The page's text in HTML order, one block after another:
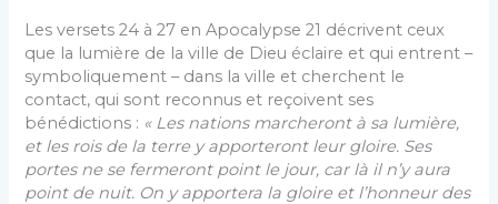
Les versets 24 à 27 en Apocalypse 21 décrivent ceux
que la lumière de la ville de Dieu éclaire et qui entrent –
symboliquement – dans la ville et cherchent le
contact, qui sont reconnus et reçoivent ses
bénédictions : « Les nations marcheront à sa lumière,
et les rois de la terre y apporteront leur gloire. Ses
portes ne se fermeront point le jour, car là il n’y aura
point de nuit. On y apportera la gloire et l’honneur des